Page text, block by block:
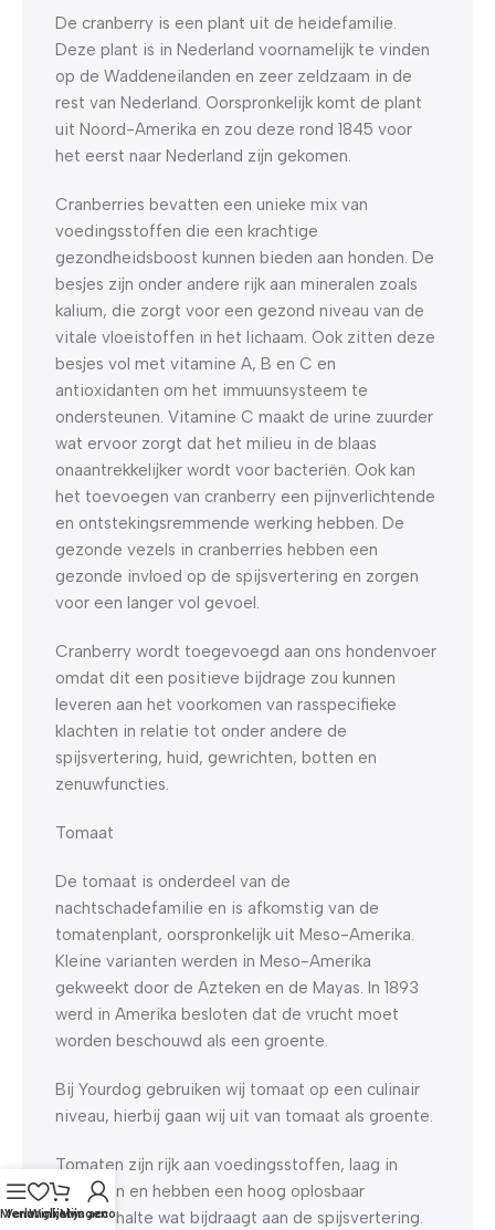
De cranberry is een plant uit de heidefamilie.
Deze plant is in Nederland voornamelijk te vinden
op de Waddeneilanden en zeer zeldzaam in de
rest van Nederland. Oorspronkelijk komt de plant
uit Noord-Amerika en zou deze rond 1845 voor
het eerst naar Nederland zijn gekomen.
Cranberries bevatten een unieke mix van
voedingsstoffen die een krachtige
gezondheidsboost kunnen bieden aan honden. De
besjes zijn onder andere rijk aan mineralen zoals
kalium, die zorgt voor een gezond niveau van de
vitale vloeistoffen in het lichaam. Ook zitten deze
besjes vol met vitamine A, B en C en
antioxidanten om het immuunsysteem te
ondersteunen. Vitamine C maakt de urine zuurder
wat ervoor zorgt dat het milieu in de blaas
onaantrekkelijker wordt voor bacteriën. Ook kan
het toevoegen van cranberry een pijnverlichtende
en ontstekingsremmende werking hebben. De
gezonde vezels in cranberries hebben een
gezonde invloed op de spijsvertering en zorgen
voor een langer vol gevoel.
Cranberry wordt toegevoegd aan ons hondenvoer
omdat dit een positieve bijdrage zou kunnen
leveren aan het voorkomen van rasspecifieke
klachten in relatie tot onder andere de
spijsvertering, huid, gewrichten, botten en
zenuwfuncties.
Tomaat
De tomaat is onderdeel van de
nachtschadefamilie en is afkomstig van de
tomatenplant, oorspronkelijk uit Meso-Amerika.
Kleine varianten werden in Meso-Amerika
gekweekt door de Azteken en de Mayas. In 1893
werd in Amerika besloten dat de vrucht moet
worden beschouwd als een groente.
Bij Yourdog gebruiken wij tomaat op een culinair
niveau, hierbij gaan wij uit van tomaat als groente.
Tomaten zijn rijk aan voedingsstoffen, laag in
calorieën en hebben een hoog oplosbaar
vezelgehalte wat bijdraagt aan de spijsvertering.
Menu
Verlanglijst
Winkelwagen
Mijn account